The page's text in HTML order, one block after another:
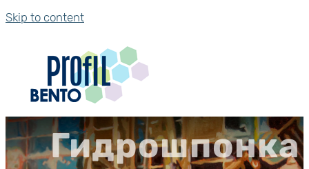
Skip to content
Гидрошпонка